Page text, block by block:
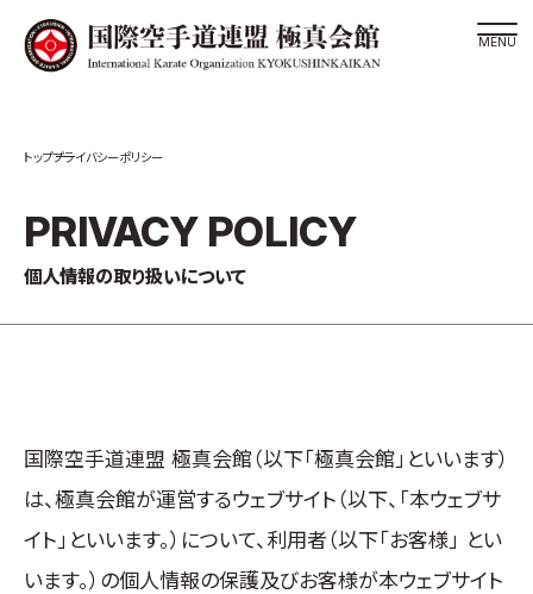
松井章奎館長 紹介
極真会館の概要
役員紹介
各委員会紹介
国際空手道連盟について
プライバシーポリシー
PRIVACY POLICY
個人情報の取り扱いについて
国際空手道連盟 極真会館（以下「極真会館」といいます）
は、極真会館が運営するウェブサイト（以下、「本ウェブサ
イト」といいます。）について、利用者（以下「お客様」 とい
います。）の個人情報の保護及びお客様が本ウェブサイト